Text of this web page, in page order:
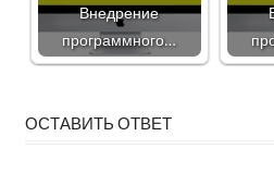
Внедрение
программного…
ОСТАВИТЬ ОТВЕТ